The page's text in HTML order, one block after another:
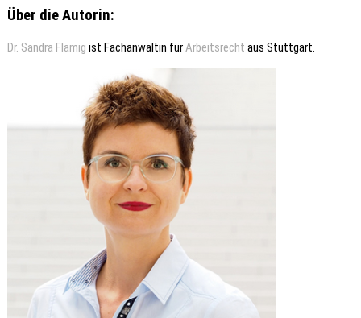
Über die Autorin:
Dr. Sandra Flämig ist Fachanwältin fürArbeitsrecht aus Stuttgart.